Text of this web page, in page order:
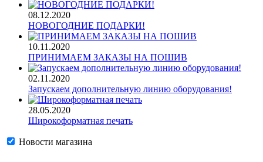
08.12.2020
НОВОГОДНИЕ ПОДАРКИ!
10.11.2020
ПРИНИМАЕМ ЗАКАЗЫ НА ПОШИВ
02.11.2020
Запускаем дополнительную линию оборудования!
28.05.2020
Широкоформатная печать
Новости магазина